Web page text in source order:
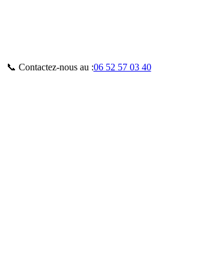
📞 Contactez-nous au :06 52 57 03 40